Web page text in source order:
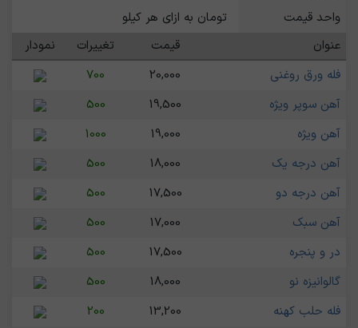
واحد قیمت
تومان به ازای هر کیلو
عنوان
قیمت تغییرات
نمودار
فله ورق روغنی
20,000
700
آهن سوپر ویژه
19,500
500
آهن ویژه
19,000
1000
آهن درجه یک
18,000
500
آهن درجه دو
17,500
500
آهن سبک
17,000
500
در و پنجره
17,500
500
گالوانیزه نو
18,000
500
فله حلب کهنه
13,200
200